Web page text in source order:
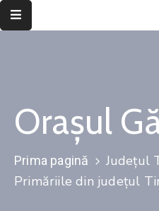
Informații
de
public
Orașul
Prima pagină
Județul
Primăriile din județul